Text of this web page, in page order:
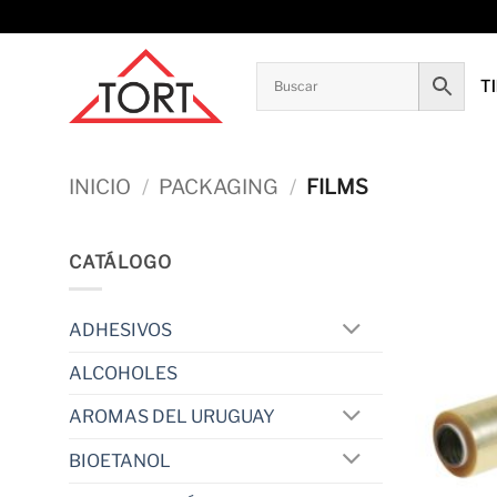
al
INICIO / PACKAGING / FILMS
CATÁLOGO
ADHESIVOS
ALCOHOLES
AROMAS DEL URUGUAY
BIOETANOL